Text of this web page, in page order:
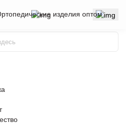
изделия оптом